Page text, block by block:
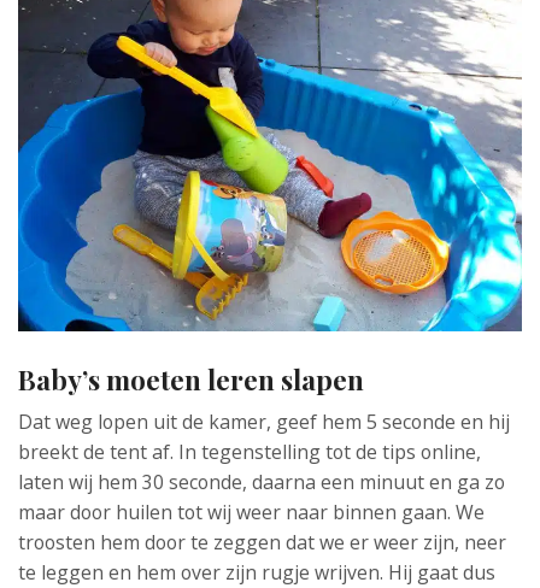
Baby’s moeten leren slapen
Dat weg lopen uit de kamer, geef hem 5 seconde en hij
breekt de tent af. In tegenstelling tot de tips online,
laten wij hem 30 seconde, daarna een minuut en ga zo
maar door huilen tot wij weer naar binnen gaan. We
troosten hem door te zeggen dat we er weer zijn, neer
te leggen en hem over zijn rugje wrijven. Hij gaat dus